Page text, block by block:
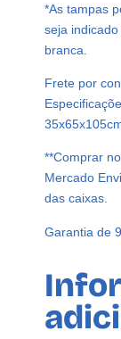
c
a
L
a
c
r
A
g
u
u
i
*As tampas
seja
branca.
Frete por
**Comprar
Mercado
das caixas.
Garantia de